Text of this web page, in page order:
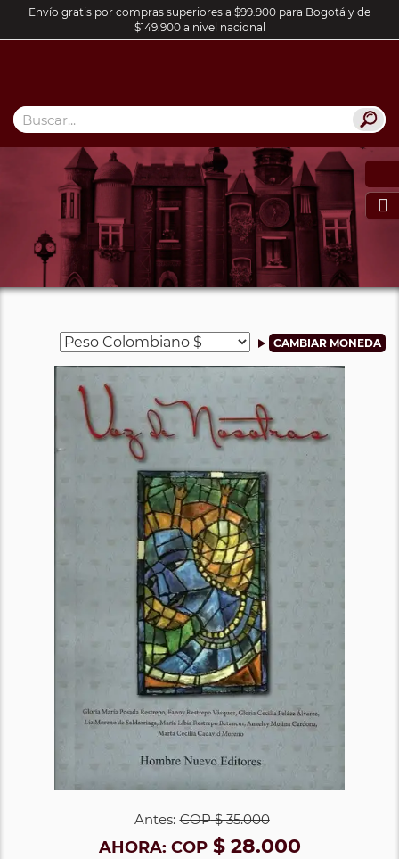
Envío gratis por compras superiores a $99.900 para Bogotá y de
$149.900 a nivel nacional

Antes: COP$ 35.000
AHORA: COP$ 28.000